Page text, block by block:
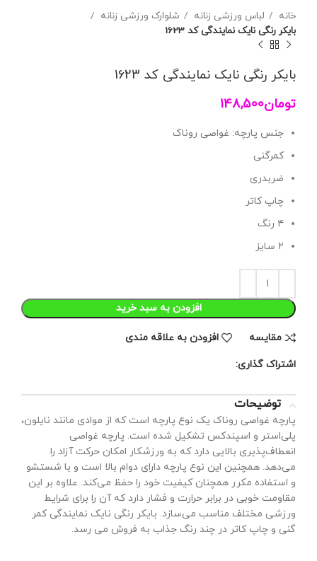
خانه لباس ورزشی زنانه
شلوارک ورزشی زنانه
بایکر رنگی نایک نمایندگی کد 1623
بایکر رنگی نایک نمایندگی کد 1623
تومان148,500
جنس پارچه: غواصی روناک
کمرگنی
ضربدری
چاپ کاتر
۴ رنگ
۲ سایز
افزودن به سبد خرید
مقايسه افزودن به علاقه مندی
اشتراک گذاری:
توضیحات
پارچه غواصی روناک یک نوع پارچه است که از موادی مانند نایلون،
پلی‌استر و اسپندکس تشکیل شده است. پارچه غواصی
انعطاف‌پذیری بالایی دارد که به ورزشکار امکان حرکت آزاد را
می‌دهد. همچنین این نوع پارچه دارای دوام بالا است و با شستشو
و استفاده مکرر همچنان کیفیت خود را حفظ می‌کند. علاوه بر این
مقاومت خوبی در برابر حرارت و فشار دارد که آن را برای شرایط
ورزشی مختلف مناسب می‌سازد. بایکر رنگی نایک نمایندگی کمر
گنی و چاپ کاتر در چند رنگ جذاب به فروش می رسد.